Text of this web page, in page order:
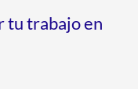
tu trabajo en